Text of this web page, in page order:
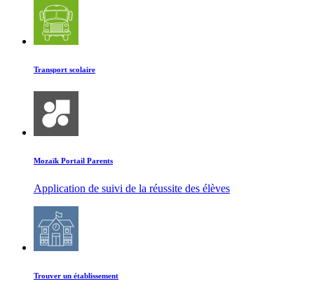
Transport scolaire
Mozaïk Portail Parents
Application de suivi de la réussite des élèves
Trouver un établissement